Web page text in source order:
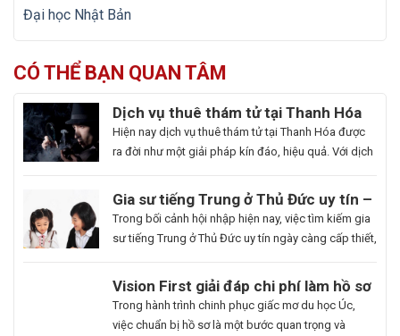
Đại học Nhật Bản
CÓ THỂ BẠN QUAN TÂM
Dịch vụ thuê thám tử tại Thanh Hóa
uy tín và hoạt động 24/7
Hiện nay dịch vụ thuê thám tử tại Thanh Hóa được
ra đời như một giải pháp kín đáo, hiệu quả. Với dịch
thông tin cần thiết và bảo vệ cuộc sống, công việc
một cách chủ động. Để giúp bạn có thể hiểu rõ hơn
Gia sư tiếng Trung ở Thủ Đức uy tín –
Hoa Ngữ Đông Phương
Trong bối cảnh hội nhập hiện nay, việc tìm kiếm gia
sư tiếng Trung ở Thủ Đức uy tín ngày càng cấp thiết,
du học. Hoa Ngữ Đông Phương với nhiều năm kinh
nghiệm, cam kết mang lại chất lượng giảng dạy
vượt trội, giúp […]
Vision First giải đáp chi phí làm hồ sơ
du học Úc có đắt không?
Trong hành trình chinh phục giấc mơ du học Úc,
việc chuẩn bị hồ sơ là một bước quan trọng và
Du
Học
Hàn
Bạn